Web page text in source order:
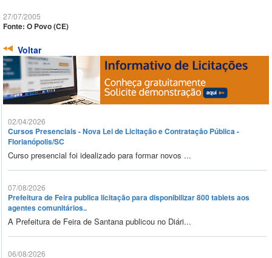
27/07/2005
Fonte: O Povo (CE)
Voltar
02/04/2026
Cursos Presenciais - Nova Lei de Licitação e Contratação Pública -
Florianópolis/SC
Curso presencial foi idealizado para formar novos ...
07/08/2026
Prefeitura de Feira publica licitação para disponibilizar 800 tablets aos
agentes comunitários..
A Prefeitura de Feira de Santana publicou no Diári...
06/08/2026